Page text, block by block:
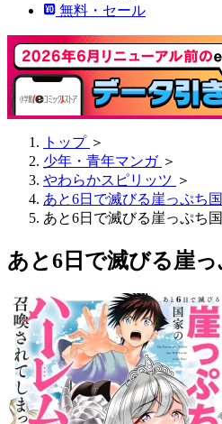
無料・セール
トップ ＞
少年・青年マンガ ＞
やわらかスピリッツ ＞
あと6日で滅びる崖っぷち
あと6日で滅びる崖っぷち
あと6日で滅びる崖